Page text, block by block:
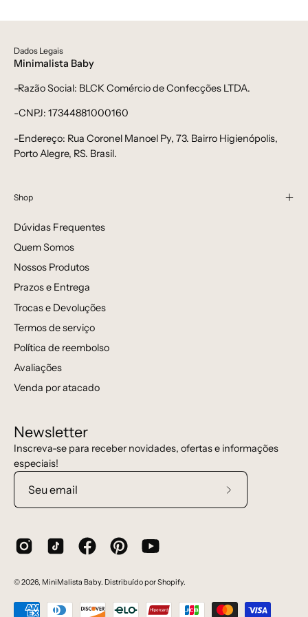
Dados Legais
Minimalista Baby
-Razão Social: BLCK Comércio de Confecções LTDA.
-CNPJ: 17344881000160
-Endereço: Rua Coronel Manoel Py, 73. Bairro Higienópolis,
Porto Alegre, RS. Brasil.
Shop
Dúvidas Frequentes
Quem Somos
Nossos Produtos
Prazos e Entrega
Trocas e Devoluções
Termos de serviço
Política de reembolso
Avaliações
Venda por atacado
Newsletter
Inscreva-se para receber novidades, ofertas e informações
especiais!
© 2026, MiniMalista Baby. Distribuído porShopify.